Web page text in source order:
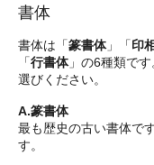
書体
書体は「篆書体」「印
「行書体」の6種類で
選びください。
A.篆書体
最も歴史の古い書体で
す。